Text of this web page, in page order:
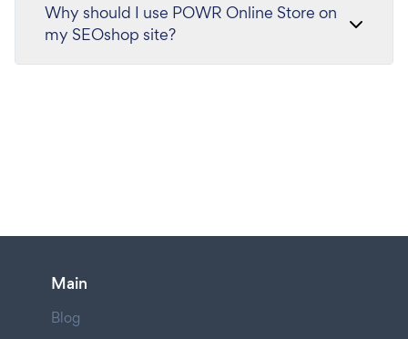
Why should I use POWR Online Store on
my SEOshop site?
Main
Blog